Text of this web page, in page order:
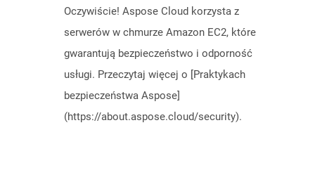
Oczywiście! Aspose Cloud korzysta z
serwerów w chmurze Amazon EC2, które
gwarantują bezpieczeństwo i odporność
usługi. Przeczytaj więcej o [Praktykach
bezpieczeństwa Aspose]
(https://about.aspose.cloud/security).